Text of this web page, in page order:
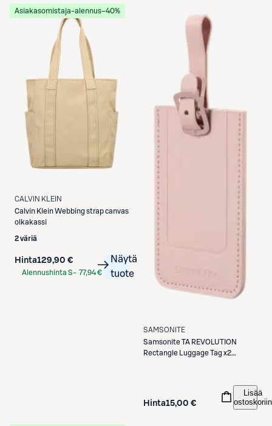
Asiakasomistaja-alennus−40%
CALVIN KLEIN
Calvin KleinWebbing strap canvas
olkakassi
2 väriä
Hinta129,90 €
Alennushinta S- 77,94 €
Näytä
tuote
SAMSONITE
Samsonite TA REVOLUTION
Rectangle Luggage Tag x2
Hinta15,00 €
Lisää
ostoskoriin